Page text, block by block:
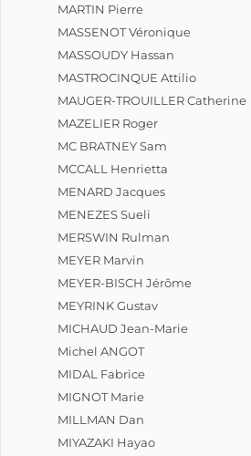
MARTIN Pierre
MASSENOT Véronique
MASSOUDY Hassan
MASTROCINQUE Attilio
MAUGER-TROUILLER Catherine
MAZELIER Roger
MC BRATNEY Sam
MCCALL Henrietta
MENARD Jacques
MENEZES Sueli
MERSWIN Rulman
MEYER Marvin
MEYER-BISCH Jérôme
MEYRINK Gustav
MICHAUD Jean-Marie
Michel ANGOT
MIDAL Fabrice
MIGNOT Marie
MILLMAN Dan
MIYAZAKI Hayao